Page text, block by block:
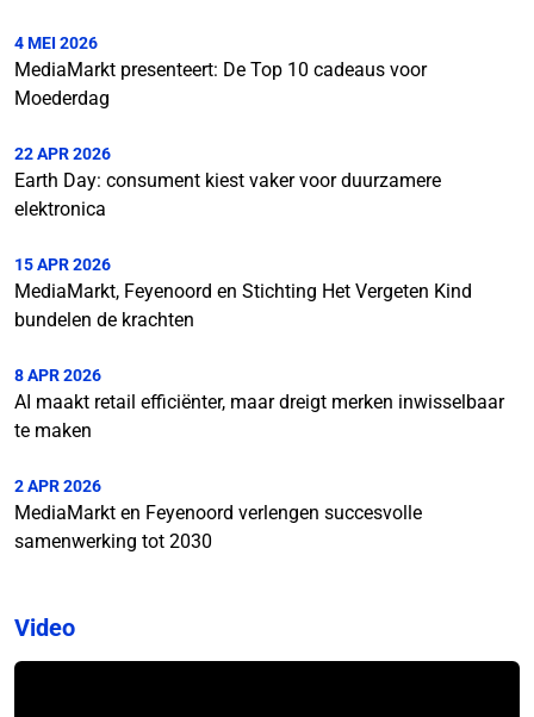
4 MEI 2026
MediaMarkt presenteert: De Top 10 cadeaus voor
Moederdag
22 APR 2026
Earth Day: consument kiest vaker voor duurzamere
elektronica
15 APR 2026
MediaMarkt, Feyenoord en Stichting Het Vergeten Kind
bundelen de krachten
8 APR 2026
AI maakt retail efficiënter, maar dreigt merken inwisselbaar
te maken
2 APR 2026
MediaMarkt en Feyenoord verlengen succesvolle
samenwerking tot 2030
Video